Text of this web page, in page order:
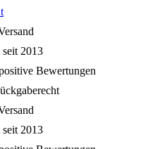
2013
Bewertungen
2013